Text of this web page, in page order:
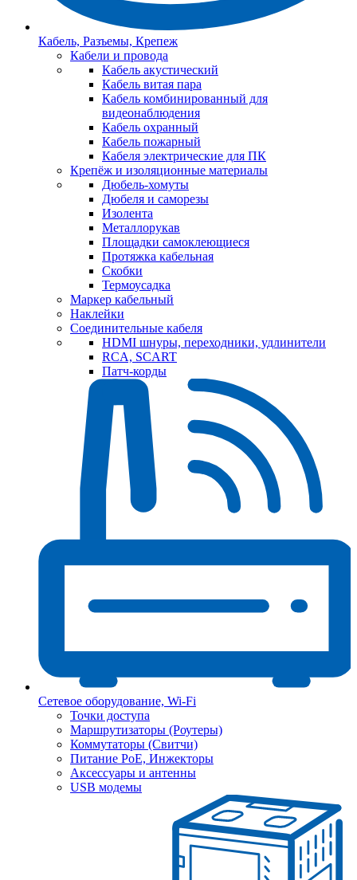
Кабель, Разъемы, Крепеж
Кабели и провода
Кабель акустический
Кабель витая пара
Кабель комбинированный для
видеонаблюдения
Кабель охранный
Кабель пожарный
Кабеля электрические для ПК
Крепёж и изоляционные материалы
Дюбель-хомуты
Дюбеля и саморезы
Изолента
Металлорукав
Площадки самоклеющиеся
Протяжка кабельная
Скобки
Термоусадка
Маркер кабельный
Наклейки
Соединительные кабеля
HDMI шнуры, переходники, удлинители
RCA, SCART
Патч-корды
Сетевое оборудование, Wi-Fi
Точки доступа
Маршрутизаторы (Роутеры)
Коммутаторы (Свитчи)
Питание PoE, Инжекторы
Аксессуары и антенны
USB модемы